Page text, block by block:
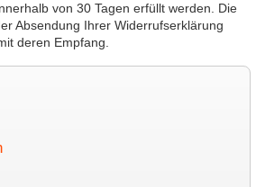
von 30 Tagen erfüllt werden. Die
Absendung Ihrer Widerrufserklärung
deren Empfang.